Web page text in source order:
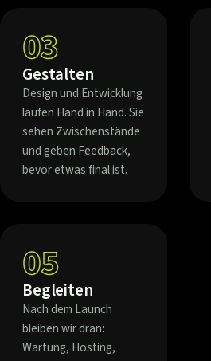
03
Gestalten
Design und Entwicklung
laufen Hand in Hand. Sie
sehen Zwischenstände
und geben Feedback,
bevor etwas final ist.
05
Begleiten
Nach dem Launch
bleiben wir dran:
Wartung, Hosting,